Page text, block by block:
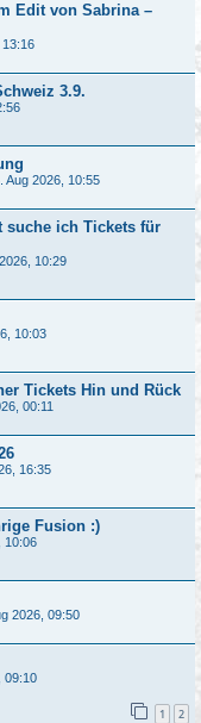
Edit von Sabrina –
13:16
3.9.
Aug 2026, 10:55
suche ich Tickets für
10:29
10:03
Tickets Hin und Rück
00:11
16:35
Fusion :)
10:06
2026, 09:50
09:10
1 2